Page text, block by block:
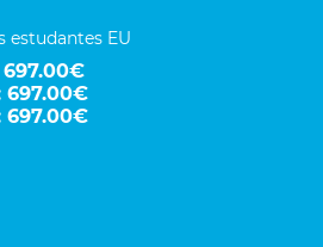
estudantes EU
697.00€
697.00€
697.00€